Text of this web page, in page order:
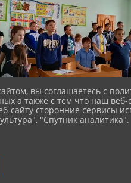
вы соглашаетесь с
а также с тем что наш веб-
сайту сторонние сервисы
"Спутник аналитика".